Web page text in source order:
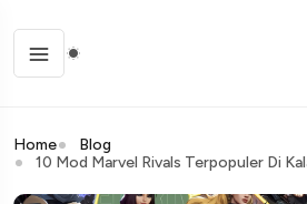
Home
Blog
10 Mod Marvel Rivals Terpopuler Di